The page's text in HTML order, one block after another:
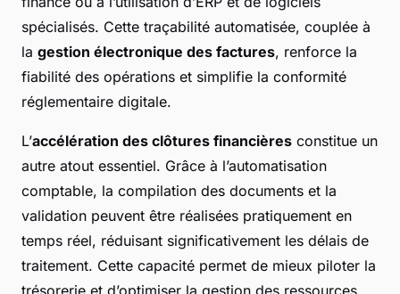
spécialisés. Cette traçabilité automatisée, couplée à
la gestion électronique des factures, renforce la
fiabilité des opérations et simplifie la conformité
réglementaire digitale.
L’accélération des clôtures financières constitue un
autre atout essentiel. Grâce à l’automatisation
comptable, la compilation des documents et la
validation peuvent être réalisées pratiquement en
temps réel, réduisant significativement les délais de
traitement. Cette capacité permet de mieux piloter la
trésorerie et d’optimiser la gestion des ressources